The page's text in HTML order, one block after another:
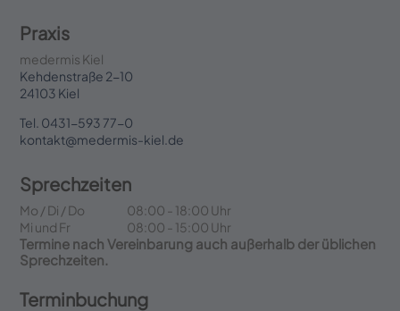
Praxis
medermis Kiel
Kehdenstraße 2-10
24103 Kiel
Tel. 0431-593 77-0
kontakt@medermis-kiel.de
Sprechzeiten
Mo / Di / Do
08:00 - 18:00 Uhr
Mi und Fr
08:00 - 15:00 Uhr
Termine nach Vereinbarung auch außerhalb der üblichen
Sprechzeiten.
Terminbuchung